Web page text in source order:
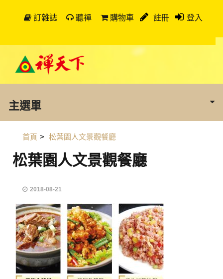
訂雜誌 聽禪 購物車 註冊 登入
主選單
首頁 > 松葉園人文景觀餐廳
松葉園人文景觀餐廳
2018-08-21